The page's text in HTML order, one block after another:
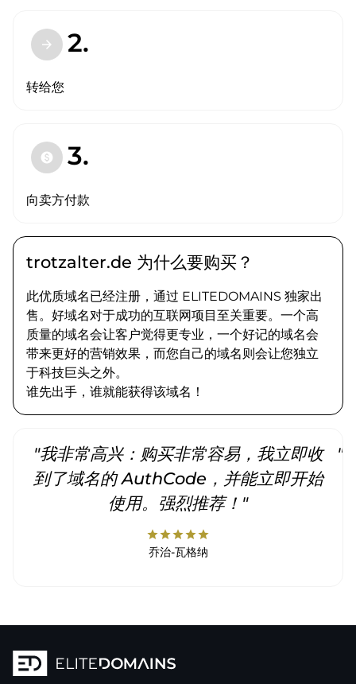
arrow_forward 2.
转给您
paid 3.
向卖方付款
trotzalter.de 为什么要购买？
此优质域名已经注册，通过 ELITEDOMAINS 独家出
售。好域名对于成功的互联网项目至关重要。一个高
质量的域名会让客户觉得更专业，一个好记的域名会
带来更好的营销效果，而您自己的域名则会让您独立
于科技巨头之外。
谁先出手，谁就能获得该域名！
"我非常高兴：购买非常容易，我立即收
到了域名的 AuthCode，并能立即开始
使用。强烈推荐！"
starstarstarstarstar
乔治-瓦格纳
"